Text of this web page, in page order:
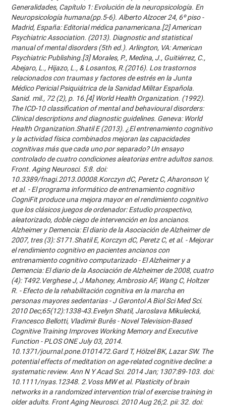
Generalidades, Capítulo 1: Evolución de la neuropsicología. En
Neuropsicología humana(pp.5-6). Alberto Alzocer 24, 6º piso -
Madrid, España: Editorial médica panamericana.[2] American
Psychiatric Association. (2013). Diagnostic and statistical
manual of mental disorders (5th ed.). Arlington, VA: American
Psychiatric Publishing.[3] Morales, P., Medina, J., Guitiérrez, C.,
Abejaro, L., Hijazo, L., & Losantos, R.(2016). Los trastornos
relacionados con traumas y factores de estrés en la Junta
Médico Pericial Psiquiátrica de la Sanidad Militar Española.
Sanid. mil., 72 (2), p. 16.[4] World Health Organization. (1992).
The ICD-10 classification of mental and behavioural disorders:
Clinical descriptions and diagnostic guidelines. Geneva: World
Health Organization.Shatil E (2013). ¿El entrenamiento cognitivo
y la actividad física combinados mejoran las capacidades
cognitivas más que cada uno por separado? Un ensayo
controlado de cuatro condiciones aleatorias entre adultos sanos.
Front. Aging Neurosci. 5:8. doi:
10.3389/fnagi.2013.00008.Korczyn dC, Peretz C, Aharonson V,
et al. - El programa informático de entrenamiento cognitivo
CogniFit produce una mejora mayor en el rendimiento cognitivo
que los clásicos juegos de ordenador: Estudio prospectivo,
aleatorizado, doble ciego de intervención en los ancianos.
Alzheimer y Demencia: El diario de la Asociación de Alzheimer de
2007, tres (3): S171.Shatil E, Korczyn dC, Peretz C, et al. - Mejorar
el rendimiento cognitivo en pacientes ancianos con
entrenamiento cognitivo computarizado - El Alzheimer y a
Demencia: El diario de la Asociación de Alzheimer de 2008, cuatro
(4): T492.Verghese J, J Mahoney, Ambrosio AF, Wang C, Holtzer
R. - Efecto de la rehabilitación cognitiva en la marcha en
personas mayores sedentarias - J Gerontol A Biol Sci Med Sci.
2010 Dec;65(12):1338-43.Evelyn Shatil, Jaroslava Mikulecká,
Francesco Bellotti, Vladimír Burěs - Novel Television-Based
Cognitive Training Improves Working Memory and Executive
Function - PLOS ONE July 03, 2014.
10.1371/journal.pone.0101472.Gard T, Hölzel BK, Lazar SW. The
potential effects of meditation on age-related cognitive decline: a
systematic review. Ann N Y Acad Sci. 2014 Jan; 1307:89-103. doi:
10.1111/nyas.12348. 2.Voss MW et al. Plasticity of brain
networks in a randomized intervention trial of exercise training in
older adults. Front Aging Neurosci. 2010 Aug 26;2. pii: 32. doi: